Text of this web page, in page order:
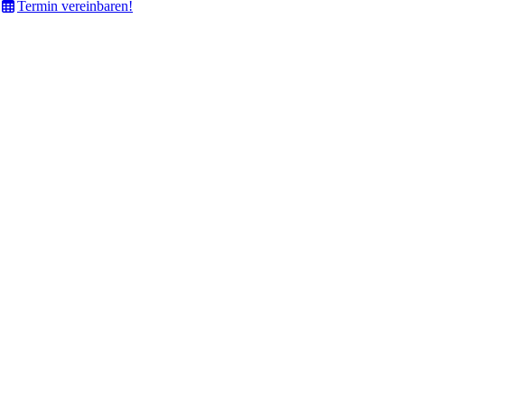
Termin vereinbaren!